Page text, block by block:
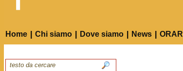
Home Chi siamo Dove siamo News ORARI